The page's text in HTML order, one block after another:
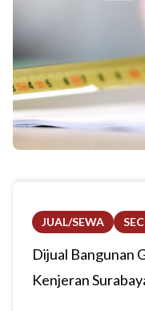
JUAL/SEWA
Dijual Bangunan
Kenjeran